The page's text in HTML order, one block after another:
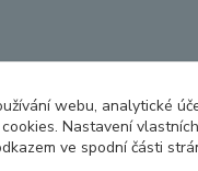
webu, analytické
Nastavení
ve spodní části